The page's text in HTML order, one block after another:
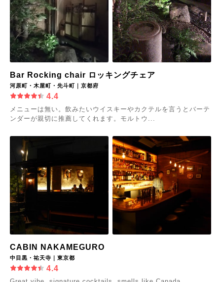
Bar Rocking chair ロッキングチェア
河原町・木屋町・先斗町｜京都府
4.4
メニューは無い。飲みたいウイスキーやカクテルを言うとバーテ
ンダーが親切に推薦してくれます。モルトウ...
CABIN NAKAMEGURO
中目黒・祐天寺｜東京都
4.4